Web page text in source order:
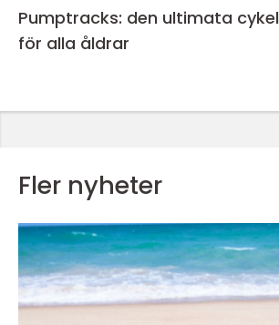
Pumptracks: den ultimata
för alla åldrar
Fler nyheter